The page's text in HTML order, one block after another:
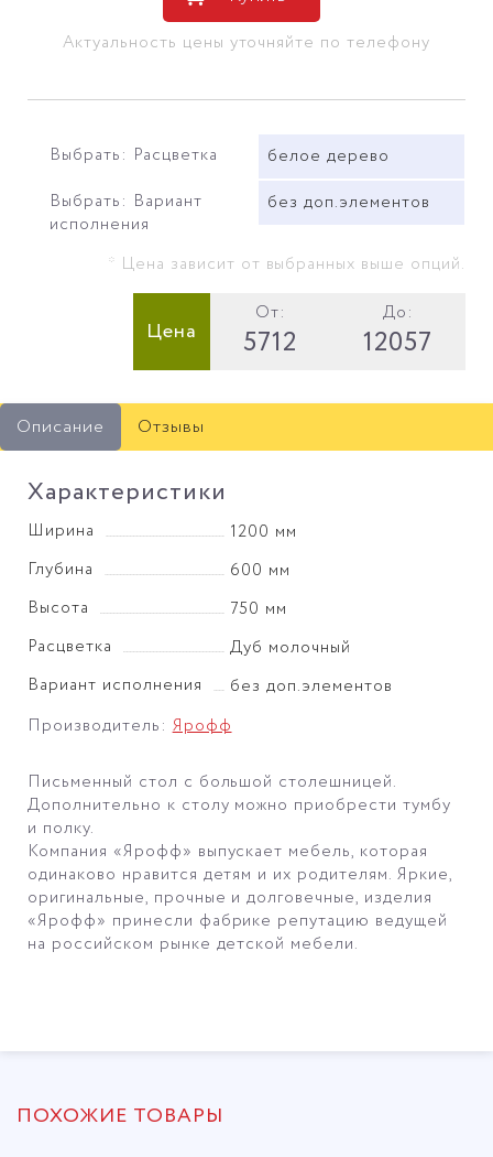
Актуальность цены уточняйте по телефону
Выбрать: Расцветка
белое дерево
Выбрать: Вариант
исполнения
без доп.элементов
* Цена зависит от выбранных выше опций.
Цена
От:
5712
До:
12057
Описание Отзывы
Характеристики
Ширина
1200 мм
Глубина
600 мм
Высота
750 мм
Расцветка
Дуб молочный
Вариант исполнения
без доп.элементов
Производитель:Ярофф
Письменный стол с большой столешницей.
Дополнительно к столу можно приобрести тумбу
и полку.
Компания «Ярофф» выпускает мебель, которая
одинаково нравится детям и их родителям. Яркие,
оригинальные, прочные и долговечные, изделия
«Ярофф» принесли фабрике репутацию ведущей
на российском рынке детской мебели.
ПОХОЖИЕ ТОВАРЫ